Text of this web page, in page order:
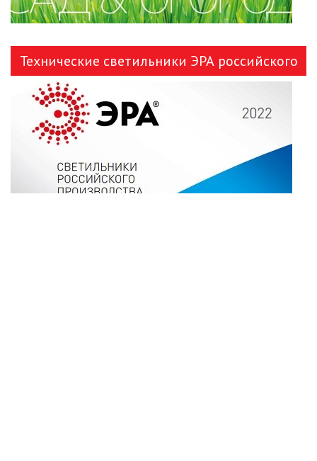
ОСВЕЩЕНИЯ (LED МОДУЛИ)
НАСТОЛЬНЫЕ СВЕТИЛЬНИКИ
НИЗКОВОЛЬТНОЕ
НОВОГОДНЕЕ ОСВЕЩЕНИЕ
ОТВЕРТКИ
Технические светильники ЭРА российского